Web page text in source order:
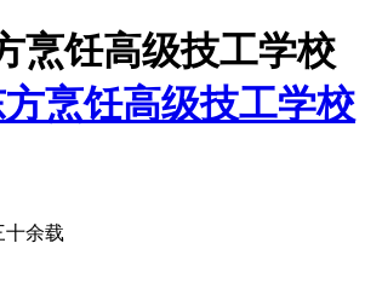
烹饪高级技工学校
十余载